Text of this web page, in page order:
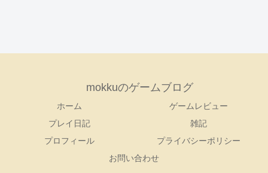
mokkuのゲームブログ
ホーム
ゲームレビュー
プレイ日記
雑記
プロフィール
プライバシーポリシー
お問い合わせ